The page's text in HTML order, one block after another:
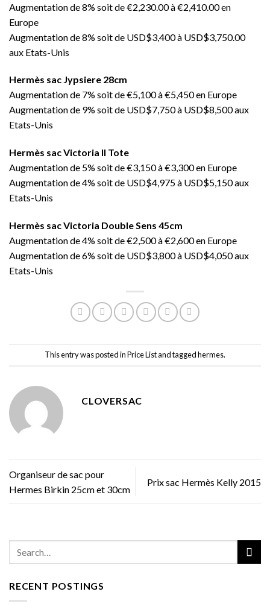
Augmentation de 8% soit de €2,230.00 à €2,410.00 en
Europe
Augmentation de 8% soit de USD$3,400 à USD$3,750.00
aux Etats-Unis
Hermès sac Jypsiere 28cm
Augmentation de 7% soit de €5,100 à €5,450 en Europe
Augmentation de 9% soit de USD$7,750 à USD$8,500 aux
Etats-Unis
Hermès sac Victoria II Tote
Augmentation de 5% soit de €3,150 à €3,300 en Europe
Augmentation de 4% soit de USD$4,975 à USD$5,150 aux
Etats-Unis
Hermès sac Victoria Double Sens 45cm
Augmentation de 4% soit de €2,500 à €2,600 en Europe
Augmentation de 6% soit de USD$3,800 à USD$4,050 aux
Etats-Unis
This entry was posted inPrice Listand taggedhermes.
CLOVERSAC
Organiseur de sac pour
Hermes Birkin 25cm et 30cm
Prix sac Hermès Kelly 2015
RECENT POSTINGS